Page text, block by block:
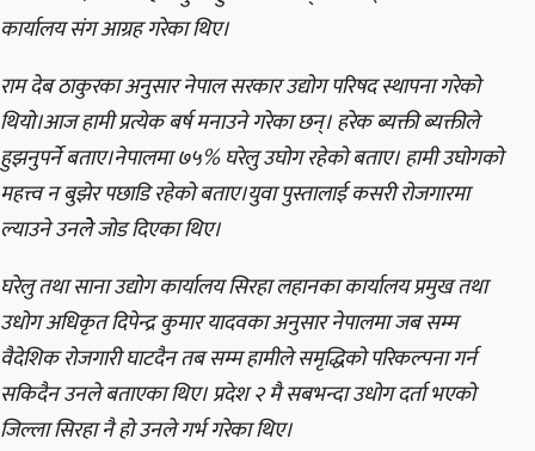
कार्यालय संग आग्रह गरेका थिए।
राम देब ठाकुरका अनुसार नेपाल सरकार उद्योग परिषद स्थापना गरेको
थियो।आज हामी प्रत्येक बर्ष मनाउने गरेका छन्। हरेक ब्यक्ती ब्यक्तीले
हुझनुपर्ने बताए।नेपालमा ७५% घरेलु उघोग रहेको बताए। हामी उघोगको
महत्त्व न बुझेर पछाडि रहेको बताए।युवा पुस्तालाई कसरी रोजगारमा
ल्याउने उनलेे जोड दिएका थिए।
घरेलु तथा साना उद्योग कार्यालय सिरहा लहानका कार्यालय प्रमुख तथा
उधोग अधिकृत दिपेन्द्र कुमार यादवका अनुसार नेपालमा जब सम्म
वैदेशिक रोजगारी घाटदैन तब सम्म हामीले समृद्धिको परिकल्पना गर्न
सकिदैन उनले बताएका थिए। प्रदेश २ मै सबभन्दा उधोग दर्ता भएको
जिल्ला सिरहा नै हो उनले गर्भ गरेका थिए।